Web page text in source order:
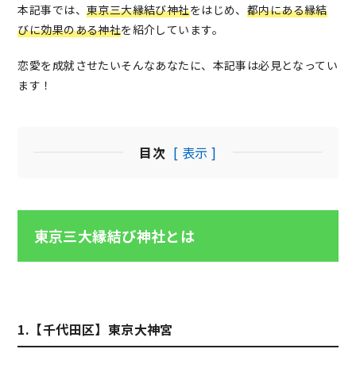
本記事では、 東京三大縁結び神社をはじめ、 都内にある縁結
びに効果のある神社を紹介しています。
恋愛を成就させたいそんなあなたに、本記事は必見となってい
ます！
目次 [ 表示 ]
東京三大縁結び神社とは
1.【千代田区】東京大神宮